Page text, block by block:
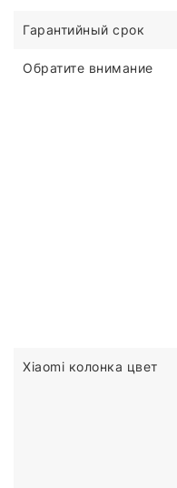
Гарантийный срок
Обратите внимание
Xiaomi колонка цвет